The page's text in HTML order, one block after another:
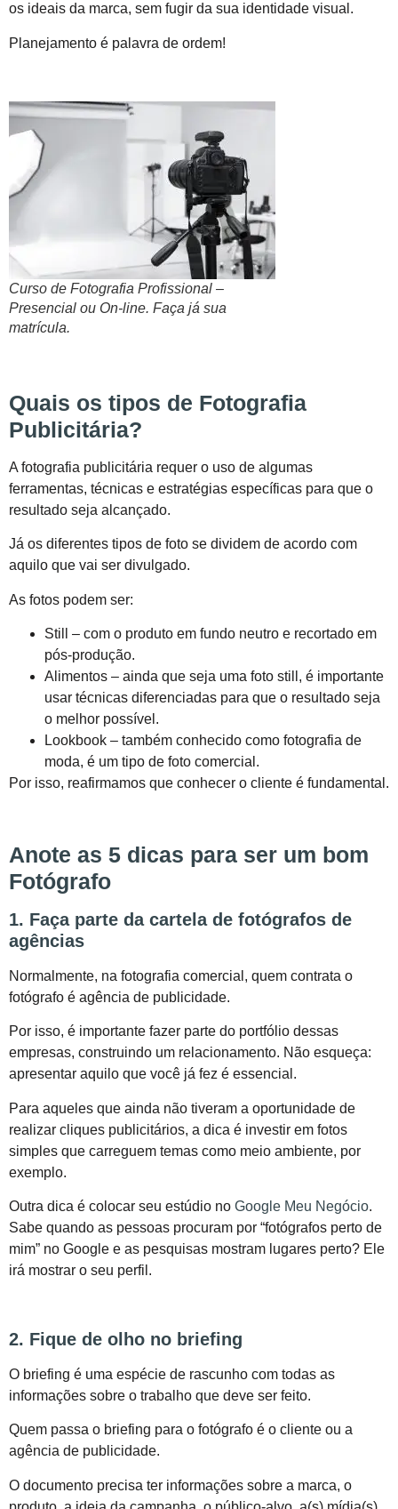
os ideais da marca, sem fugir da sua identidade visual.
Planejamento é palavra de ordem!
Curso de Fotografia Profissional –
Presencial ou On-line. Faça já sua
matrícula.
Quais os tipos de Fotografia
Publicitária?
A fotografia publicitária requer o uso de algumas
ferramentas, técnicas e estratégias específicas para que o
resultado seja alcançado.
Já os diferentes tipos de foto se dividem de acordo com
aquilo que vai ser divulgado.
As fotos podem ser:
Still – com o produto em fundo neutro e recortado em
pós-produção.
Alimentos – ainda que seja uma foto still, é importante
usar técnicas diferenciadas para que o resultado seja
o melhor possível.
Lookbook – também conhecido como fotografia de
moda, é um tipo de foto comercial.
Por isso, reafirmamos que conhecer o cliente é fundamental.
Anote as 5 dicas para ser um bom
Fotógrafo
1. Faça parte da cartela de fotógrafos de
agências
Normalmente, na fotografia comercial, quem contrata o
fotógrafo é agência de publicidade.
Por isso, é importante fazer parte do portfólio dessas
empresas, construindo um relacionamento. Não esqueça:
apresentar aquilo que você já fez é essencial.
Para aqueles que ainda não tiveram a oportunidade de
realizar cliques publicitários, a dica é investir em fotos
simples que carreguem temas como meio ambiente, por
exemplo.
Outra dica é colocar seu estúdio no Google Meu Negócio.
Sabe quando as pessoas procuram por “fotógrafos perto de
mim” no Google e as pesquisas mostram lugares perto? Ele
irá mostrar o seu perfil.
2. Fique de olho no briefing
O briefing é uma espécie de rascunho com todas as
informações sobre o trabalho que deve ser feito.
Quem passa o briefing para o fotógrafo é o cliente ou a
agência de publicidade.
O documento precisa ter informações sobre a marca, o